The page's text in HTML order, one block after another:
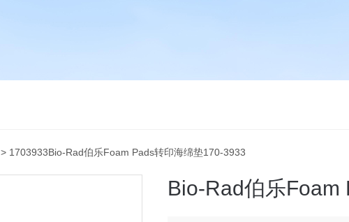
> 1703933Bio-Rad伯乐Foam Pads转印海绵垫170-3933
Bio-Rad伯乐Foam